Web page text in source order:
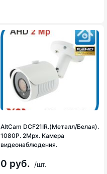
AltCam DCF21IR.(Металл/Белая).
1080P. 2Mpx. Камера
видеонаблюдения.
0 руб. /шт.